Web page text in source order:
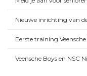
Nieuwe inrichting van
Eerste training
Veensche Boys en NSC